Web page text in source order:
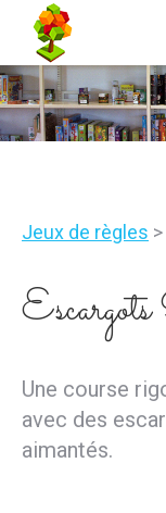
Jeux de règles >
Une course
avec des
aimantés.